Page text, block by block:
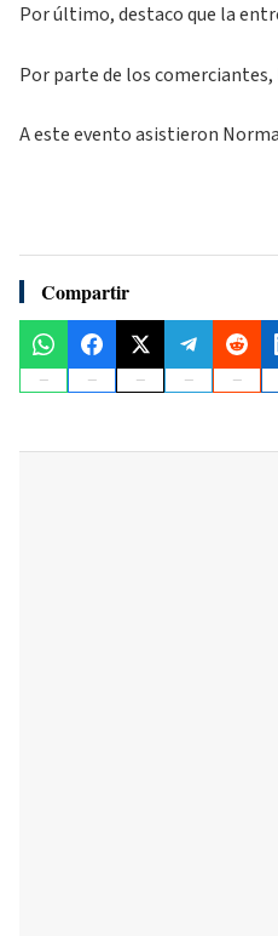
Por último, destaco que la
Por parte de los
A este evento asistieron
Compartir